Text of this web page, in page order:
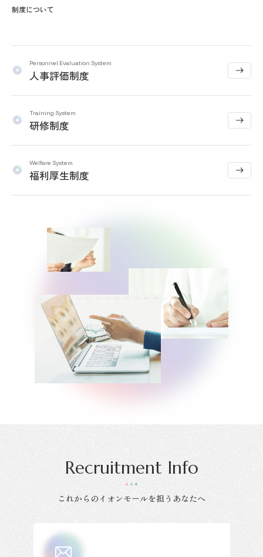
制度について
Personnel Evaluation System
人事評価制度
Training System
研修制度
Welfare System
福利厚生制度
Recruitment Info
これからのイオンモールを担うあなたへ